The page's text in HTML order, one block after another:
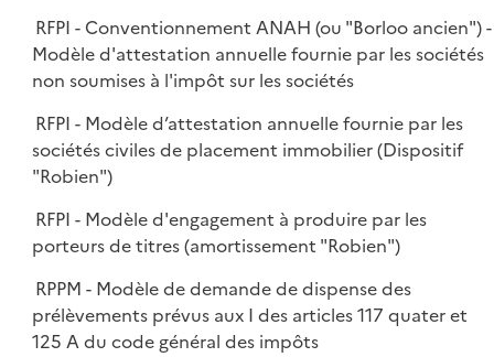
RFPI - Conventionnement ANAH (ou "Borloo ancien") -
Modèle d'attestation annuelle fournie par les sociétés
non soumises à l'impôt sur les sociétés
RFPI - Modèle d’attestation annuelle fournie par les
sociétés civiles de placement immobilier (Dispositif
"Robien")
RFPI - Modèle d'engagement à produire par les
porteurs de titres (amortissement "Robien")
RPPM - Modèle de demande de dispense des
prélèvements prévus aux I des articles 117 quater et
125 A du code général des impôts